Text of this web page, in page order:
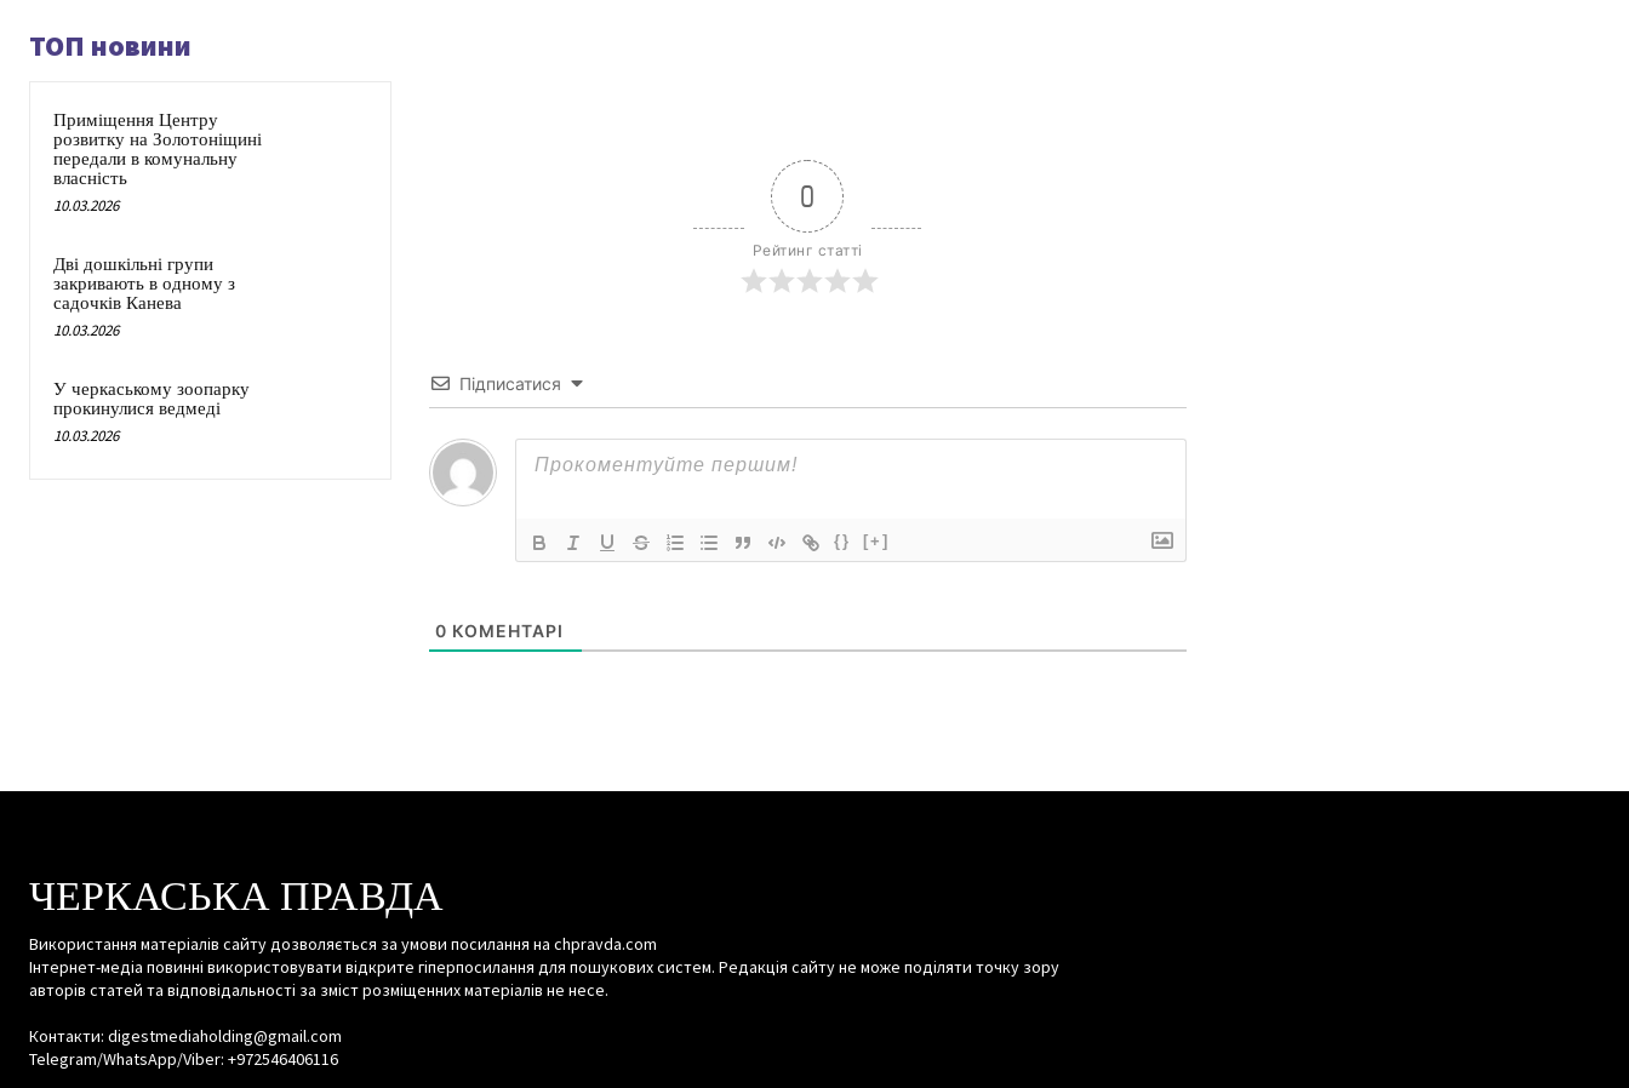
ТОП новини
Приміщення Центру
розвитку на Золотоніщині
передали в комунальну
власність
10.03.2026
Дві дошкільні групи
закривають в одному з
садочків Канева
10.03.2026
У черкаському зоопарку
прокинулися ведмеді
10.03.2026
0
Рейтинг статті
Підписатися
{} [+]
0 КОМЕНТАРІ
ЧЕРКАСЬКА ПРАВДА
Використання матеріалів сайту дозволяється за умови посилання на chpravda.com
Інтернет-медіа повинні використовувати відкрите гіперпосилання для пошукових систем. Редакція сайту не може поділяти точку зору
авторів статей та відповідальності за зміст розміщенних матеріалів не несе.
Контакти: digestmediaholding@gmail.com
Telegram/WhatsApp/Viber: +972546406116